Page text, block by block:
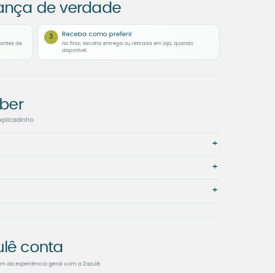
de verdade
de
3 Receba como preferir
No final, escolha entrega ou retirada em loja, quando
disponível.
+
+
+
conta
da experiência geral com a Zazulê.